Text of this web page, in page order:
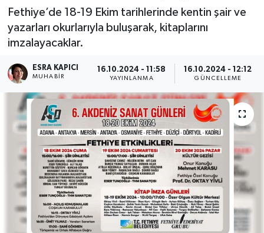
Fethiye’de 18-19 Ekim tarihlerinde kentin şair ve
yazarları okurlarıyla buluşarak, kitaplarını
imzalayacaklar.
ESRA KAPICI
MUHABİR
16.10.2024 - 11:58
YAYINLANMA
16.10.2024 - 12:12
GÜNCELLEME
Ekonomi
Kültür
Magazin
Spor
Turizm
Süper Lig Puan Durumu ve Fikstür
Tüm Manşetler
Son Dakika Haberleri
Haber Arşivi